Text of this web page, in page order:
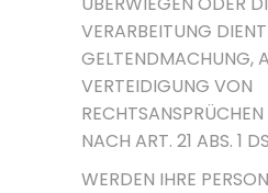
VERARBEITUNG
GELTENDMACHUNG,
VERTEIDIGUNG VON
NACH ART. 21 ABS. 1
WERDEN IHRE